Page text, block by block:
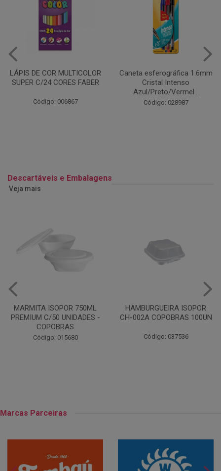
Caneta esferográfica 1.6mm
Cristal Intenso
Código: 028987
COLA EM BASTÃO 40G - LEO
& LEO
Código: 028164
Descartáveis e Embalagens
Veja mais
HAMBURGUEIRA ISOPOR
CH-002A COPOBRAS 100UN
Código: 037536
CAIXA PARDA PIZZA N30
OITAVADA BALUARTE C/10
Código: 001124
Marcas Parceiras